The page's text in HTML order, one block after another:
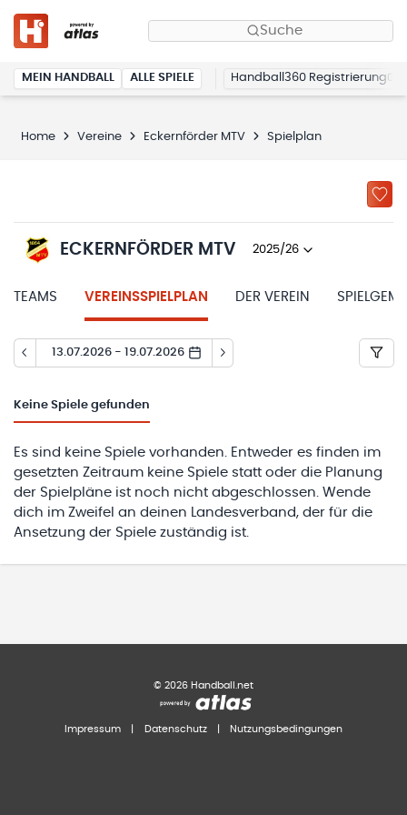
Suche
MEIN HANDBALL ALLE SPIELE Handball360 Registrierung
Home Vereine Eckernförder MTV Spielplan
ECKERNFÖRDER MTV 2025/26
TEAMS VEREINSSPIELPLAN DER VEREIN
13.07.2026 - 19.07.2026
Keine Spiele gefunden
Es sind keine Spiele vorhanden. Entweder es finden im
gesetzten Zeitraum keine Spiele statt oder die Planung
der Spielpläne ist noch nicht abgeschlossen. Wende
dich im Zweifel an deinen Landesverband, der für die
Ansetzung der Spiele zuständig ist.
© 2026 Handball.net
Impressum Datenschutz Nutzungsbedingungen